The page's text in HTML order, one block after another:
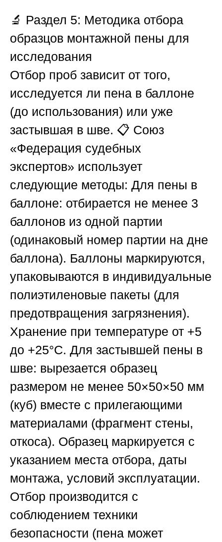
🔬 Раздел 5: Методика отбора
образцов монтажной пены для
исследования
Отбор проб зависит от того,
исследуется ли пена в баллоне
(до использования) или уже
застывшая в шве. 📋 Союз
«Федерация судебных
экспертов» использует
следующие методы: Для пены в
баллоне: отбирается не менее 3
баллонов из одной партии
(одинаковый номер партии на дне
баллона). Баллоны маркируются,
упаковываются в индивидуальные
полиэтиленовые пакеты (для
предотвращения загрязнения).
Хранение при температуре от +5
до +25°C. Для застывшей пены в
шве: вырезается образец
размером не менее 50×50×50 мм
(куб) вместе с прилегающими
материалами (фрагмент стены,
откоса). Образец маркируется с
указанием места отбора, даты
монтажа, условий эксплуатации.
Отбор производится с
соблюдением техники
безопасности (пена может